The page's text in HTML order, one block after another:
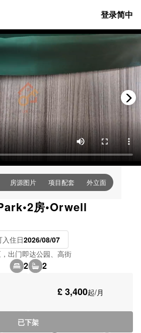
登录简中
房源图片 项目配套 外立面
房•Orwell
入住日2026/08/07
出门即达公园、高街
2 2
£ 3,400起/月
已下架